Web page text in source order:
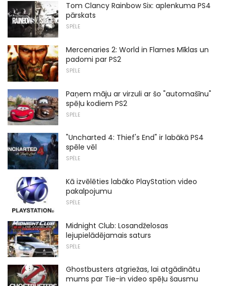
Tom Clancy Rainbow Six: aplenkuma PS4
pārskats
SPĒLE
Mercenaries 2: World in Flames Mīklas un
padomi par PS2
SPĒLE
Paņem māju ar virzuli ar šo "automašīnu"
spēļu kodiem PS2
SPĒLE
"Uncharted 4: Thief's End" ir labākā PS4
spēle vēl
SPĒLE
Kā izvēlēties labāko PlayStation video
pakalpojumu
SPĒLE
Midnight Club: Losandželosas
lejupielādējamais saturs
SPĒLE
Ghostbusters atgriežas, lai atgādinātu
mums par Tie-in video spēļu šausmu